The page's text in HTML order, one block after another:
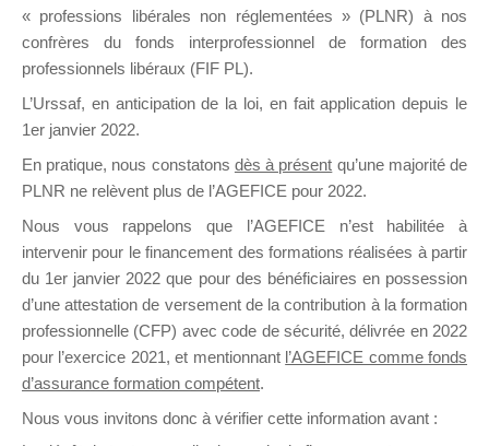
DE
Groupe Public
il y a un jour
Ce groupe est destiné aux Organismes de
« professions libérales non réglementées » (PLNR) à nos
confrères du fonds interprofessionnel de formation des
professionnels libéraux (FIF PL).
L’Urssaf, en anticipation de la loi, en fait application depuis le
1er janvier 2022.
En pratique, nous constatons dès à présent qu’une majorité de
PLNR ne relèvent plus de l’AGEFICE pour 2022.
Nous vous rappelons que l’AGEFICE n’est habilitée à
intervenir pour le financement des formations réalisées à partir
du 1er janvier 2022 que pour des bénéficiaires en possession
d’une attestation de versement de la contribution à la formation
professionnelle (CFP) avec code de sécurité, délivrée en 2022
pour l’exercice 2021, et mentionnant l’AGEFICE comme fonds
d’assurance formation compétent.
Nous vous invitons donc à vérifier cette information avant :